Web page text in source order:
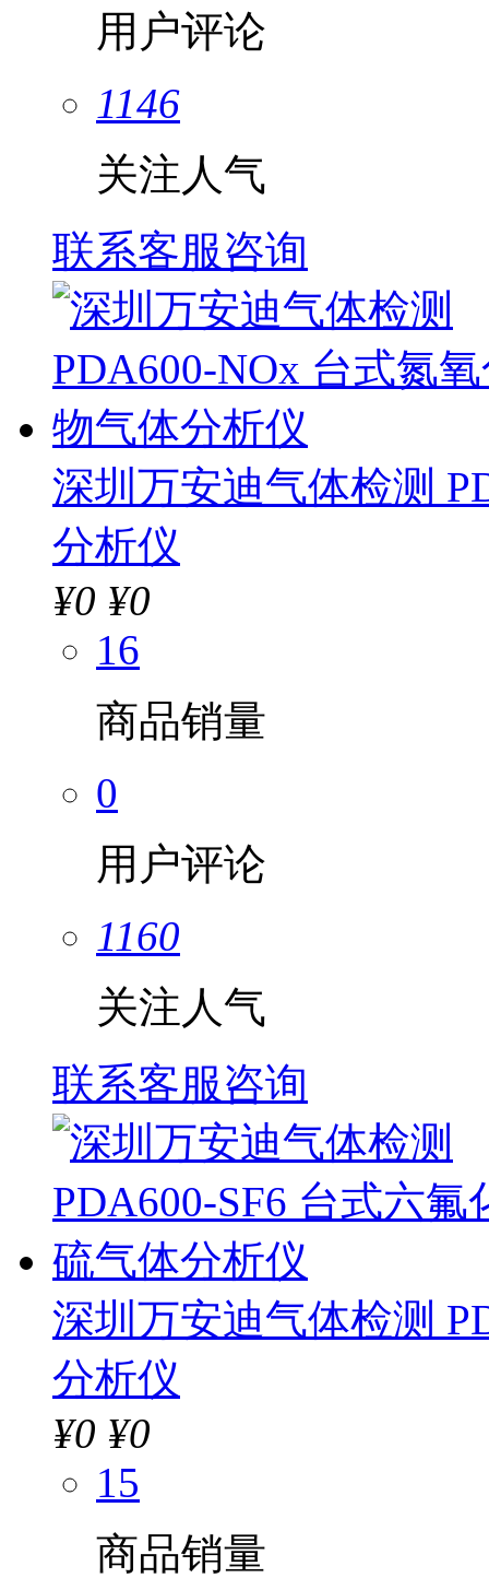
用户评论
1146
关注人气
联系客服咨询
深圳万安迪气体检测
分析仪
¥0 ¥0
16
商品销量
0
用户评论
1160
关注人气
联系客服咨询
深圳万安迪气体检测
分析仪
¥0 ¥0
15
商品销量